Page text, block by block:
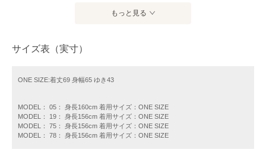
のスキッパーシャツ。
を寄せるとフリル襟になりフェミニンな印象に。
いラフな抜け感を演出できます。
袖は肘上のハーフスリーブで気になる二の腕まわりもしっか
りと隠れて◎
もっと見る
サイズ表（実寸）
ONE SIZE:着丈69 身幅65 ゆき43
MODEL： 05： 身長160cm 着用サイズ：ONE SIZE
MODEL： 19： 身長156cm 着用サイズ：ONE SIZE
MODEL： 75： 身長156cm 着用サイズ：ONE SIZE
MODEL： 78： 身長156cm 着用サイズ：ONE SIZE